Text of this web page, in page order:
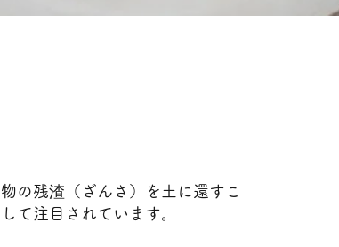
の残渣（ざんさ）を土に還すこ
て注目されています。